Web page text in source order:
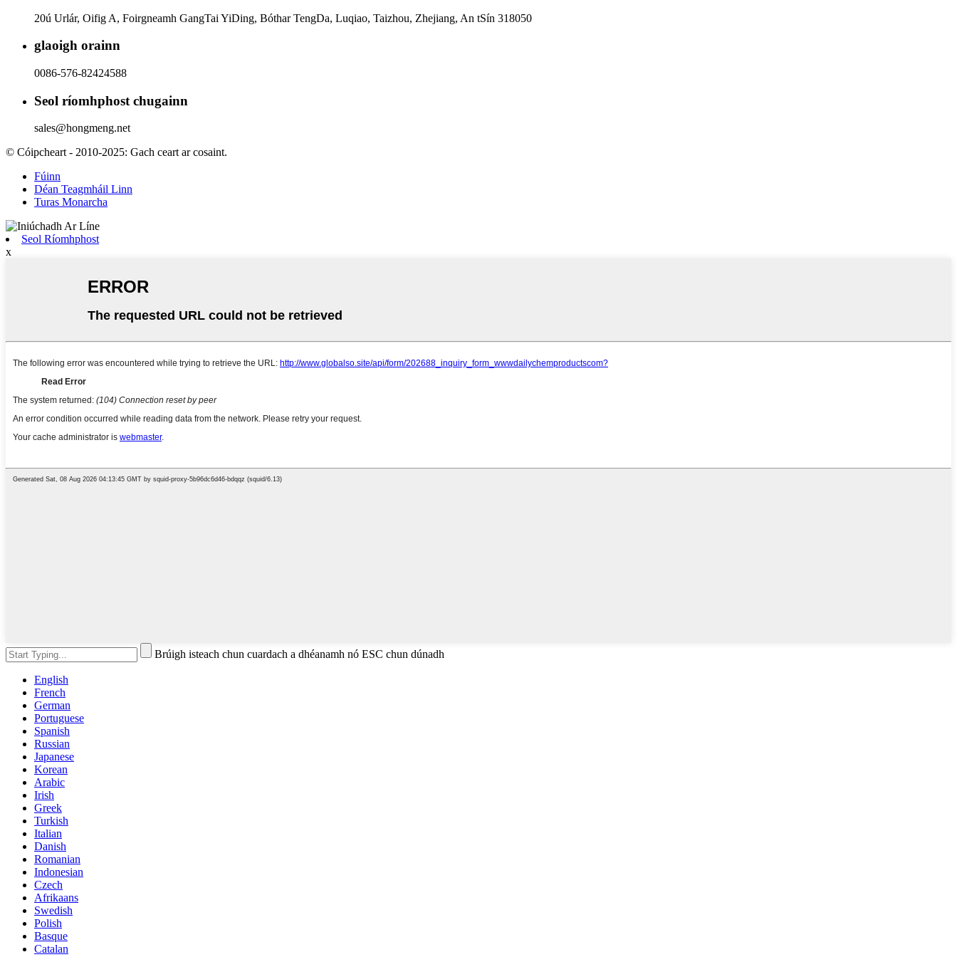
20ú Urlár, Oifig A, Foirgneamh GangTai YiDing, Bóthar TengDa, Luqiao, Taizhou, Zhejiang, An tSín 318050
glaoigh orainn
0086-576-82424588
Seol ríomhphost chugainn
sales@hongmeng.net
© Cóipcheart - 2010-2025: Gach ceart ar cosaint.
Fúinn
Déan Teagmháil Linn
Turas Monarcha
Seol Ríomhphost
x
Brúigh isteach chun cuardach a dhéanamh nó ESC chun dúnadh
English
French
German
Portuguese
Spanish
Russian
Japanese
Korean
Arabic
Irish
Greek
Turkish
Italian
Danish
Romanian
Indonesian
Czech
Afrikaans
Swedish
Polish
Basque
Catalan